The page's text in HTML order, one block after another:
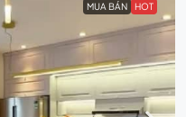
MUA BÁN HOT